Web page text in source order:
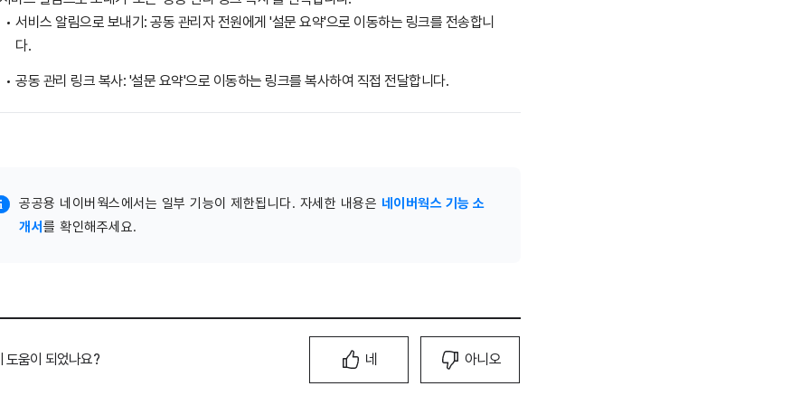
서비스 알림으로 보내기: 공동 관리자 전원에게 '설문 요약'으로 이동하는 링크를 전송합니
다.
공동 관리 링크 복사: '설문 요약'으로 이동하는 링크를 복사하여 직접 전달합니다.
공공용 네이버웍스에서는 일부 기능이 제한됩니다. 자세한 내용은 네이버웍스 기능 소
개서를 확인해주세요.
도움이 되었나요? 네 아니오